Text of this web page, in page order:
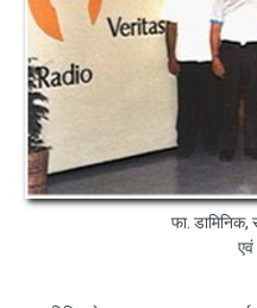
फा. डामिनिक,